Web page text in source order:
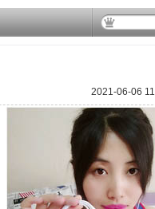
2021-06-06